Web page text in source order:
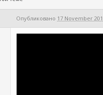
Опубликовано 17 November